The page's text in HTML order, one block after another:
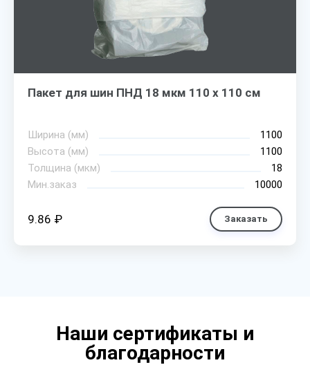
Пакет для шин ПНД 18 мкм 110 х 110 см
Ширина (мм)
1100
Высота (мм)
1100
Толщина (мкм)
18
Мин.заказ
10000
9.86 ₽ Заказать
Наши сертификаты и
благодарности